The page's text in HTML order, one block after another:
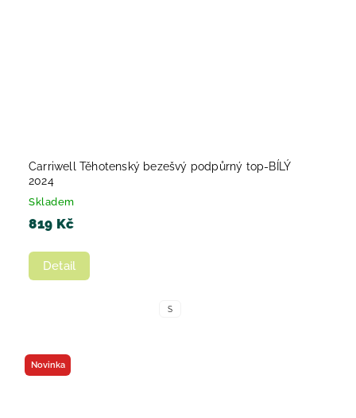
Carriwell Těhotenský bezešvý podpůrný top-BÍLÝ
2024
Skladem
819 Kč
Detail
S
Novinka